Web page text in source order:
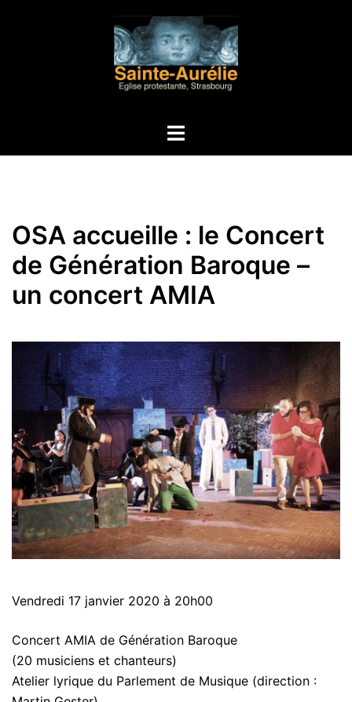
Ouvrir/fermer
OSA accueille : le Concert
de Génération Baroque –
un concert AMIA
Vendredi 17 janvier 2020 à 20h00
Concert AMIA de Génération Baroque
(20 musiciens et chanteurs)
Atelier lyrique du Parlement de Musique (direction :